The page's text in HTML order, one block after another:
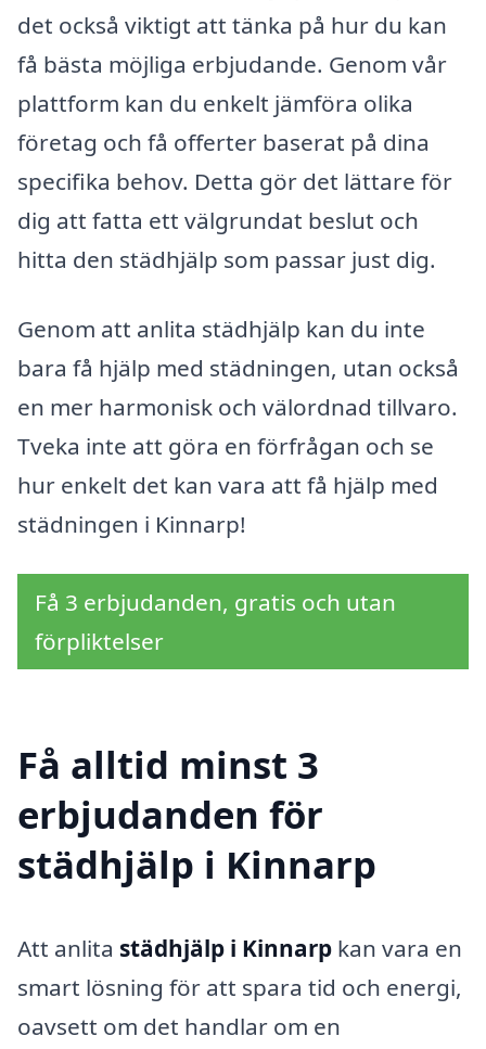
det också viktigt att tänka på hur du kan
få bästa möjliga erbjudande. Genom vår
plattform kan du enkelt jämföra olika
företag och få offerter baserat på dina
specifika behov. Detta gör det lättare för
dig att fatta ett välgrundat beslut och
hitta den städhjälp som passar just dig.
Genom att anlita städhjälp kan du inte
bara få hjälp med städningen, utan också
en mer harmonisk och välordnad tillvaro.
Tveka inte att göra en förfrågan och se
hur enkelt det kan vara att få hjälp med
städningen i Kinnarp!
Få 3 erbjudanden, gratis och utan
förpliktelser
Få alltid minst 3
erbjudanden för
städhjälp i Kinnarp
Att anlita städhjälp i Kinnarp kan vara en
smart lösning för att spara tid och energi,
oavsett om det handlar om en